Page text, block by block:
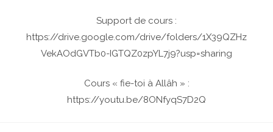
Support de cours :
https://drive.google.com/drive/folders/1X39QZHz
VekAOdGVTb0-IGTQZ0zpYL7j9?usp=sharing
Cours « fie-toi à Allâh » :
https://youtu.be/8ONfyqS7D2Q